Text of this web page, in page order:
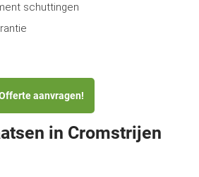
schuttingen
aanvragen!
in Cromstrijen